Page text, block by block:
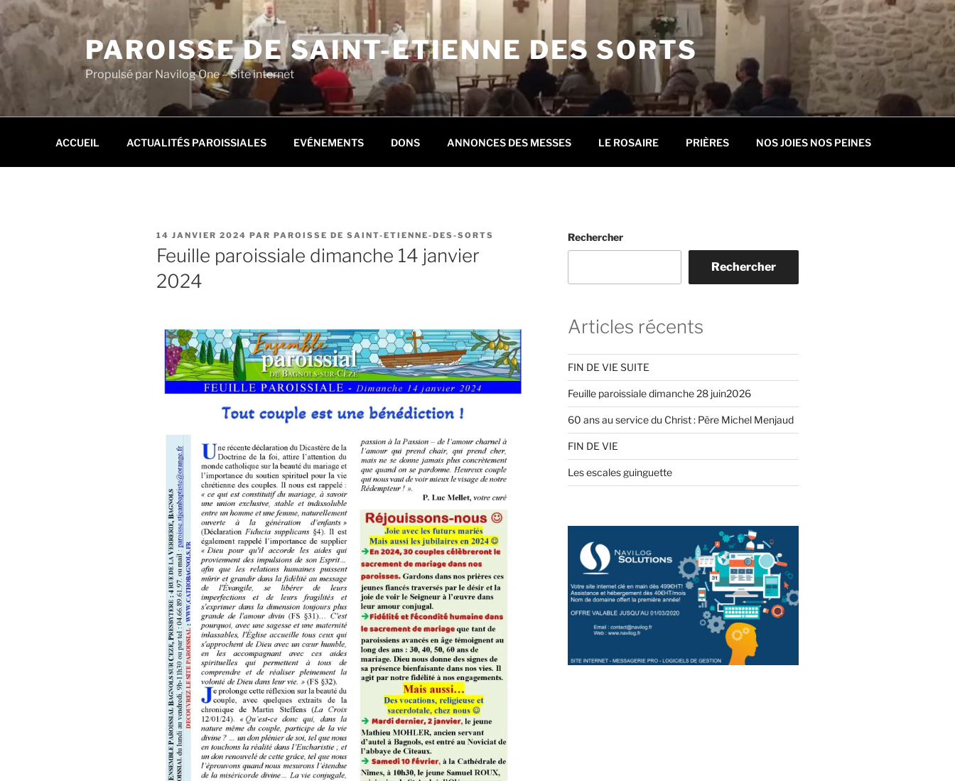
Aller
au
contenu
principal
PAROISSE DE SAINT-ETIENNE DES SORTS
Propulsé par Navilog One – Site internet
ACCUEIL ACTUALITÉS PAROISSIALES EVÉNEMENTS DONS ANNONCES DES MESSES LE ROSAIRE PRIÈRES NOS JOIES NOS PEINES
PUBLIÉ
LE
14 JANVIER 2024 PAR PAROISSE DE SAINT-ETIENNE-DES-SORTS
Feuille paroissiale dimanche 14 janvier
2024
Rechercher
Rechercher
Articles récents
FIN DE VIE SUITE
Feuille paroissiale dimanche 28 juin2026
60 ans au service du Christ : Père Michel Menjaud
FIN DE VIE
Les escales guinguette